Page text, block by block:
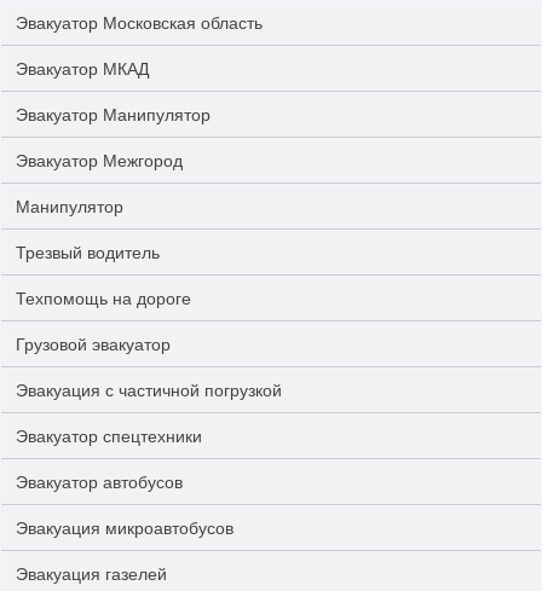
Эвакуатор Московская область
Эвакуатор МКАД
Эвакуатор Манипулятор
Эвакуатор Межгород
Манипулятор
Трезвый водитель
Техпомощь на дороге
Грузовой эвакуатор
Эвакуация с частичной погрузкой
Эвакуатор спецтехники
Эвакуатор автобусов
Эвакуация микроавтобусов
Эвакуация газелей